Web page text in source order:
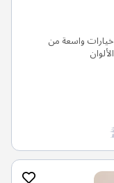
خيارات واسعة من
الألوان